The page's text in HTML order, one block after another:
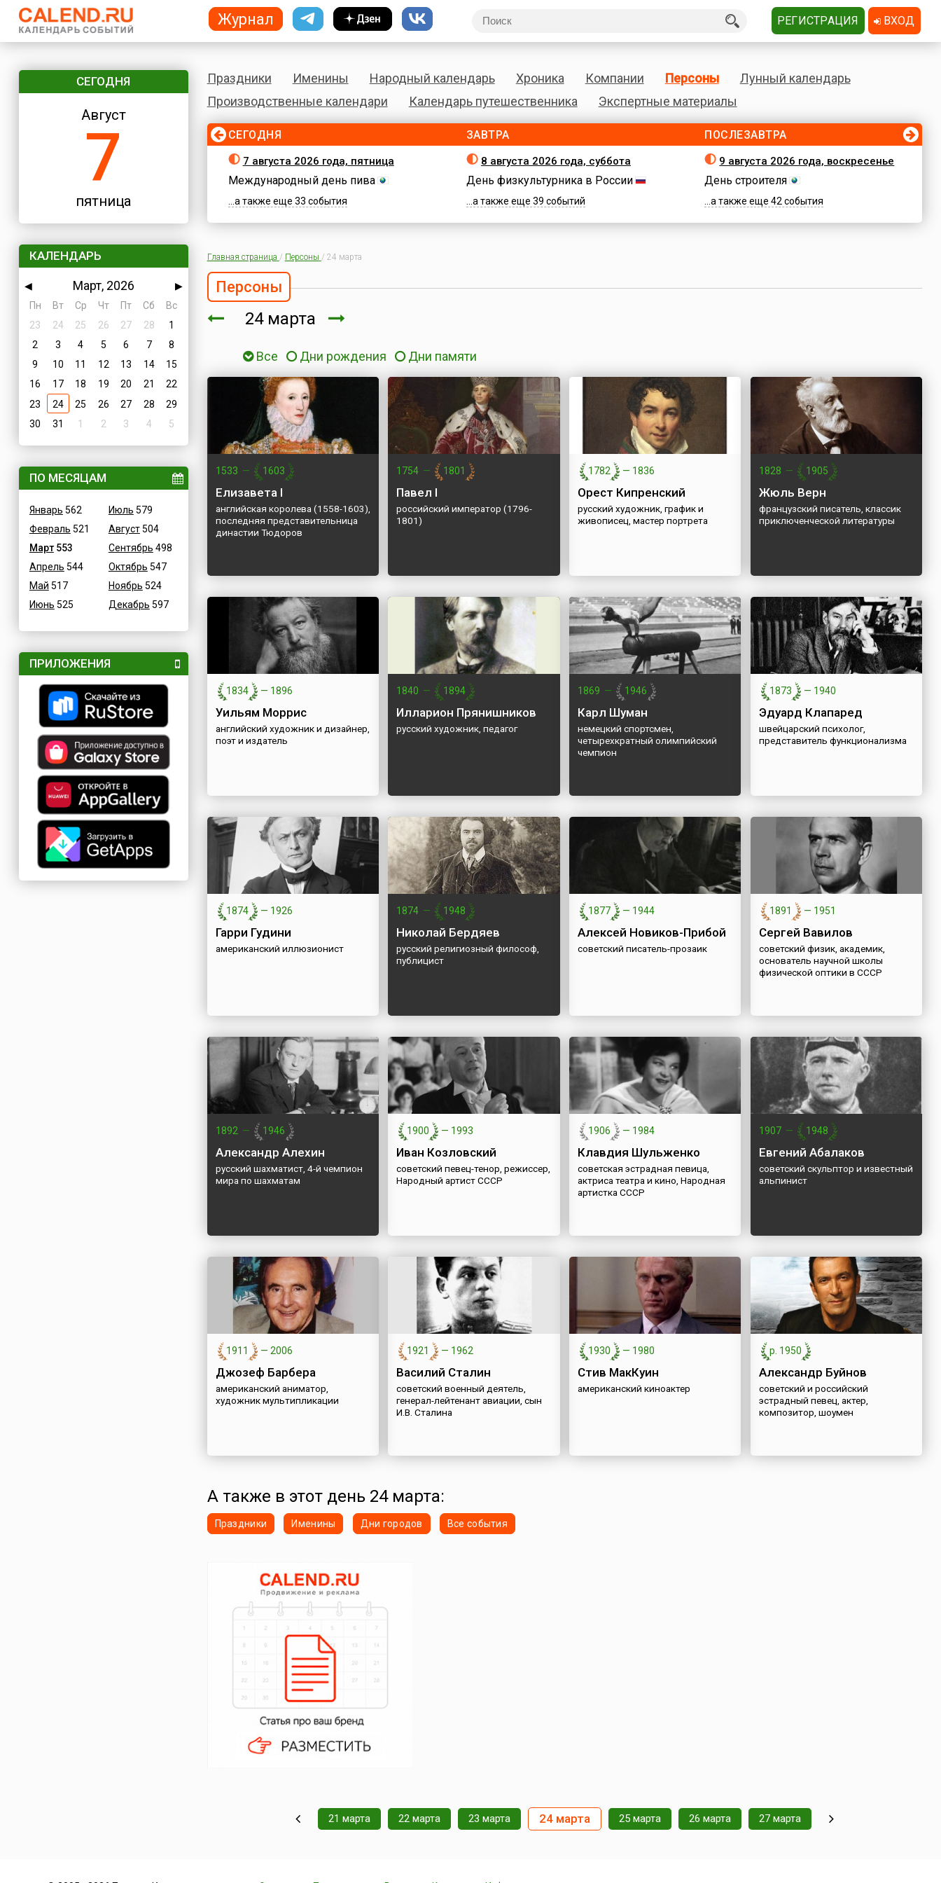
СЕГОДНЯ
Август
7
пятница
КАЛЕНДАРЬ
◀ Март, 2026
▶
Пн
Вт Ср Чт Пт Сб
Вс
23
24 25 26 27 28
1
2
3 4 5 6 7
8
9
10 11 12 13 14
15
16
17 18 19 20 21
22
23
24 25 26 27 28
29
30
31 1 2 3 4 5
ПО МЕСЯЦАМ
Январь 562
Февраль 521
Март553
Апрель 544
Май 517
Июнь 525
Июль 579
Август504
Сентябрь 498
Октябрь 547
Ноябрь 524
Декабрь 597
ПРИЛОЖЕНИЯ
Праздники Именины Народный календарь Хроника Компании Персоны
Лунный календарь
Производственные календари
Календарь путешественника Экспертные материалы
СЕГОДНЯ
7 августа 2026 года, пятница
Международный день пива
...а также еще 33 события
ЗАВТРА
8 августа 2026 года, суббота
День физкультурника в России
...а также еще 39 событий
ПОСЛЕЗАВТРА
9 августа 2026 года, воскресенье
День строителя
...а также еще 42 события
Главная страница / Персоны / 24 марта
Персоны
24 марта
Все Дни рождения Дни памяти
1533 — 1603
Елизавета I
английская королева (1558-1603),
последняя представительница
династии Тюдоров
1754 — 1801
Павел I
российский император (1796-
1801)
1782 — 1836
Орест Кипренский
русский художник, график и
живописец, мастер портрета
1828 — 1905
Жюль Верн
французский писатель, классик
приключенческой литературы
1834 — 1896
Уильям Моррис
английский художник и дизайнер,
поэт и издатель
1840 — 1894
Илларион Прянишников
русский художник, педагог
1869 — 1946
Карл Шуман
немецкий спортсмен,
четырехкратный олимпийский
чемпион
1873 — 1940
Эдуард Клапаред
швейцарский психолог,
представитель функционализма
1874 — 1926
Гарри Гудини
американский иллюзионист
1874 — 1948
Николай Бердяев
русский религиозный философ,
публицист
1877 — 1944
Алексей Новиков-Прибой
советский писатель-прозаик
1891 — 1951
Сергей Вавилов
советский физик, академик,
основатель научной школы
физической оптики в СССР
1892 — 1946
Александр Алехин
русский шахматист, 4-й чемпион
мира по шахматам
1900 — 1993
Иван Козловский
советский певец-тенор, режиссер,
Народный артист СССР
1906 — 1984
Клавдия Шульженко
советская эстрадная певица,
актриса театра и кино, Народная
артистка СССР
1907 — 1948
Евгений Абалаков
советский скульптор и известный
альпинист
1911 — 2006
Джозеф Барбера
американский аниматор,
художник мультипликации
1921 — 1962
Василий Сталин
советский военный деятель,
генерал-лейтенант авиации, сын
И.В. Сталина
1930 — 1980
Стив МакКуин
американский киноактер
р. 1950
Александр Буйнов
советский и российский
эстрадный певец, актер,
композитор, шоумен
А также в этот день 24 марта:
Праздники Именины Дни городов Все события
21 марта 22 марта 23 марта 24 марта 25 марта 26 марта 27 марта
Журнал РЕГИСТРАЦИЯ ВХОД